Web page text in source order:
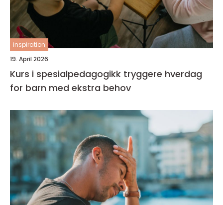
inspiration
19. April 2026
Kurs i spesialpedagogikk tryggere hverdag
for barn med ekstra behov